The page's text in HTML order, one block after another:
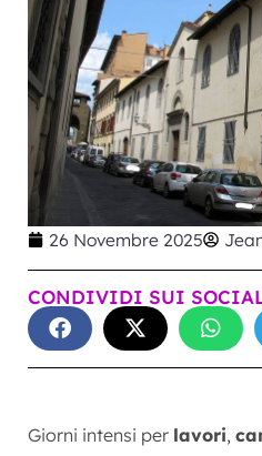
26 Novembre 2025
CONDIVIDI SUI
Giorni intensi per lavori,